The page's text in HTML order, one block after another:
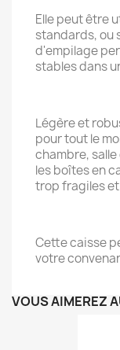
Elle peut être
standards, ou
d'empilage
stables dans
Légère et
pour tout le
chambre,
les boîtes en
trop fragiles
Cette caisse
votre
VOUS AIMEREZ